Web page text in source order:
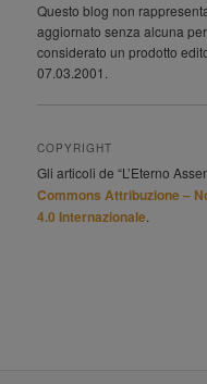
Questo blog non
aggiornato senza alcuna
considerato un prodotto
07.03.2001.
COPYRIGHT
Gli articoli de “L’Eterno
Commons Attribuzione –
4.0 Internazionale